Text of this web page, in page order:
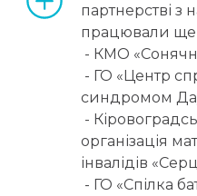
партнерстві з
працювали ще
- КМО
синдромом
організація
інвалідів